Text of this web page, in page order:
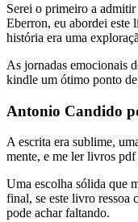
Serei o primeiro a
Eberron, eu abordei este
história era uma
As jornadas emocionais
kindle um ótimo ponto de
Antonio Candido
A escrita era sublime,
mente, e me ler livros
Uma escolha sólida que
final, se este livro ressoa
pode achar faltando.